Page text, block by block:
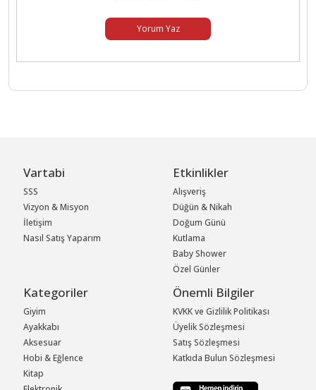
Yorum Yaz
Vartabi
SSS
Vizyon & Misyon
İletişim
Nasıl Satış Yaparım
Etkinlikler
Alışveriş
Düğün & Nikah
Doğum Günü
Kutlama
Baby Shower
Özel Günler
Kategoriler
Giyim
Ayakkabı
Aksesuar
Hobi & Eğlence
Kitap
Önemli Bilgiler
KVKK ve Gizlilik Politikası
Üyelik Sözleşmesi
Satış Sözleşmesi
Katkıda Bulun Sözleşmesi